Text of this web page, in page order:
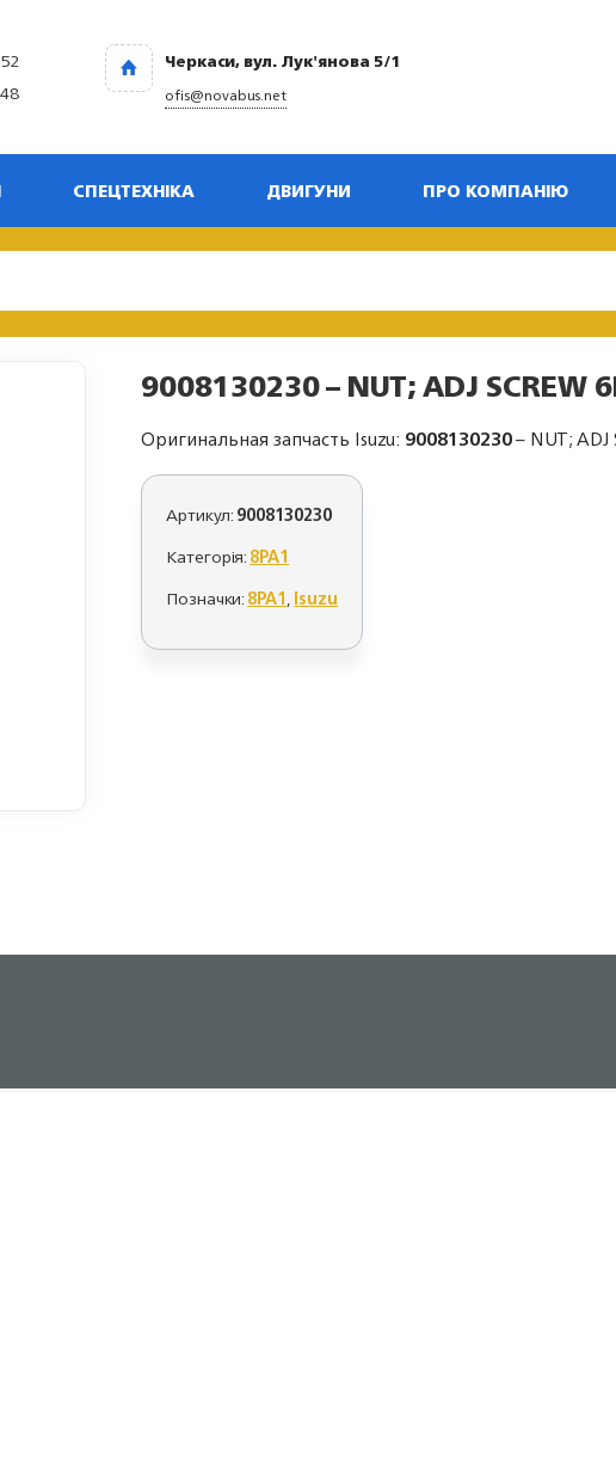
Черкаси, вул. Лук'янова 5/1
ofis@novabus.net
СПЕЦТЕХНІКА ДВИГУНИ ПРО КОМПАНІЮ
9008130230 – NUT; ADJ SCREW
Оригинальная запчасть Isuzu: 9008130230– NUT; ADJ
Артикул:9008130230
Категорія:8PA1
Позначки:8PA1,Isuzu